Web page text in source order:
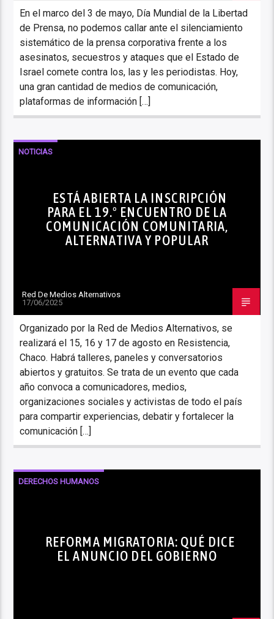
En el marco del 3 de mayo, Día Mundial de la Libertad
de Prensa, no podemos callar ante el silenciamiento
sistemático de la prensa corporativa frente a los
asesinatos, secuestros y ataques que el Estado de
Israel comete contra los, las y les periodistas. Hoy,
una gran cantidad de medios de comunicación,
plataformas de información […]
NOTICIAS
ESTÁ ABIERTA LA INSCRIPCIÓN
PARA EL 19.º ENCUENTRO DE LA
COMUNICACIÓN COMUNITARIA,
ALTERNATIVA Y POPULAR
Red De Medios Alternativos
17/06/2025
Organizado por la Red de Medios Alternativos, se
realizará el 15, 16 y 17 de agosto en Resistencia,
Chaco. Habrá talleres, paneles y conversatorios
abiertos y gratuitos. Se trata de un evento que cada
año convoca a comunicadores, medios,
organizaciones sociales y activistas de todo el país
para compartir experiencias, debatir y fortalecer la
comunicación […]
DERECHOS HUMANOS
REFORMA MIGRATORIA: QUÉ DICE
EL ANUNCIO DEL GOBIERNO